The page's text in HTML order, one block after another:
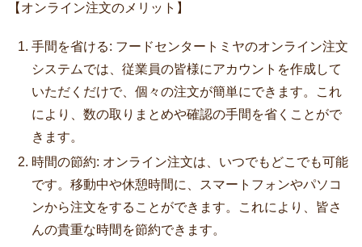
【オンライン注文のメリット】
手間を省ける: フードセンタートミヤのオンライン注文
システムでは、従業員の皆様にアカウントを作成して
いただくだけで、個々の注文が簡単にできます。これ
により、数の取りまとめや確認の手間を省くことがで
きます。
時間の節約: オンライン注文は、いつでもどこでも可能
です。移動中や休憩時間に、スマートフォンやパソコ
ンから注文をすることができます。これにより、皆さ
んの貴重な時間を節約できます。